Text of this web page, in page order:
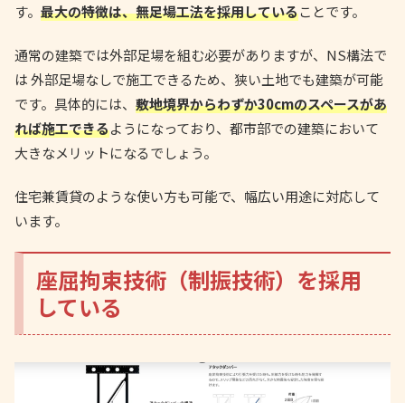
す。 最大の特徴は、無足場工法を採用していることです。
通常の建築では外部足場を組む必要がありますが、NS構法で
は 外部足場なしで施工できるため、狭い土地でも建築が可能
です。具体的には、 敷地境界からわずか30cmのスペースがあ
れば施工できるようになっており、都市部での建築において
大きなメリットになるでしょう。
住宅兼賃貸のような使い方も可能で、幅広い用途に対応して
います。
座屈拘束技術（制振技術）を採用
している